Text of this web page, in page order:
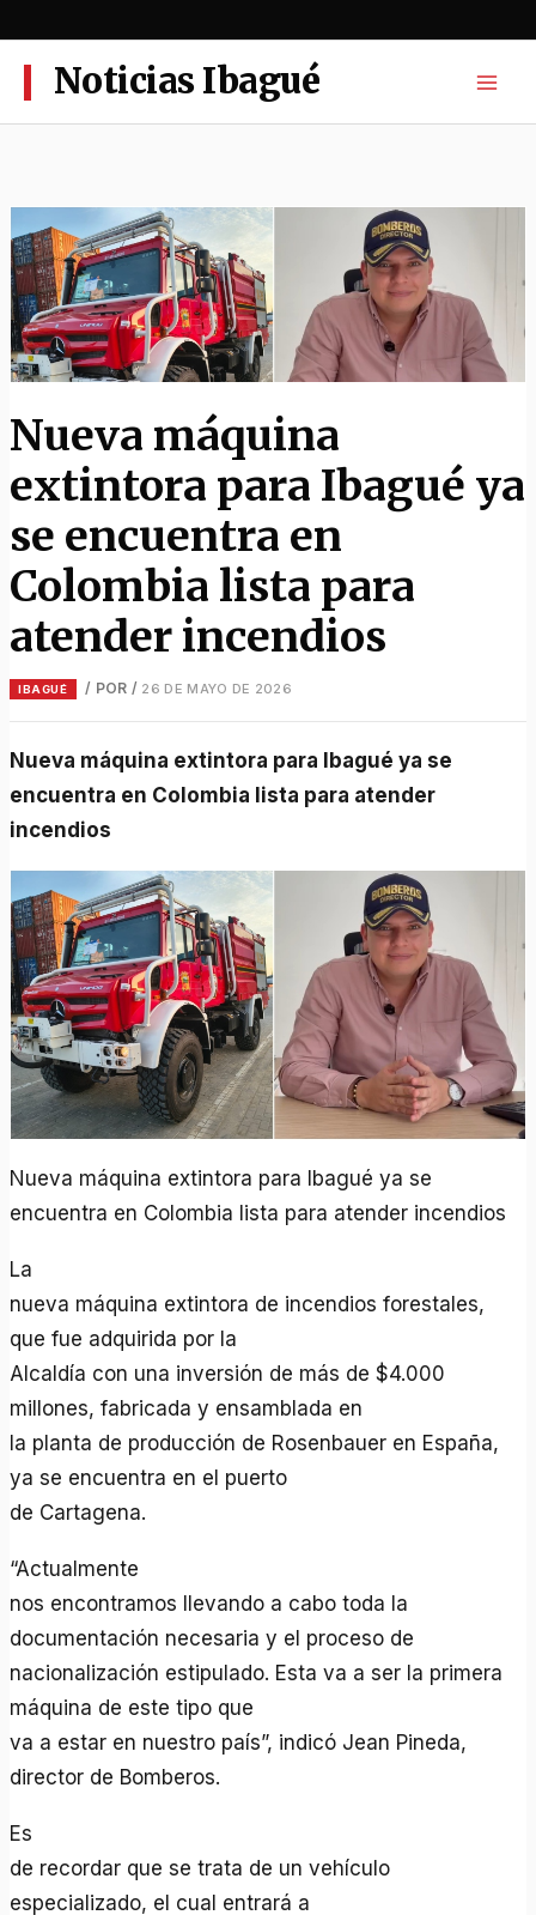
al
contenidoNoticias Ibagué
Nueva máquina
extintora para Ibagué ya
se encuentra en
Colombia lista para
atender incendios
IBAGUÉ / POR / 26 DE MAYO DE 2026
Nueva máquina extintora para Ibagué ya se
encuentra en Colombia lista para atender
incendios
Nueva máquina extintora para Ibagué ya se
encuentra en Colombia lista para atender incendios
La
nueva máquina extintora de incendios forestales,
que fue adquirida por la
Alcaldía con una inversión de más de $4.000
millones, fabricada y ensamblada en
la planta de producción de Rosenbauer en España,
ya se encuentra en el puerto
de Cartagena.
“Actualmente
nos encontramos llevando a cabo toda la
documentación necesaria y el proceso de
nacionalización estipulado. Esta va a ser la primera
máquina de este tipo que
va a estar en nuestro país”, indicó Jean Pineda,
director de Bomberos.
Es
de recordar que se trata de un vehículo
especializado, el cual entrará a